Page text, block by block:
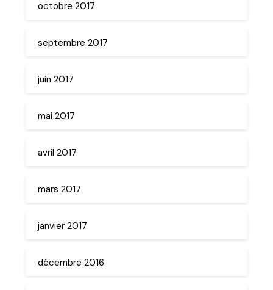
octobre 2017
septembre 2017
juin 2017
mai 2017
avril 2017
mars 2017
janvier 2017
décembre 2016